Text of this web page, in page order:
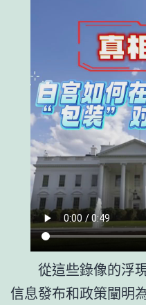
從這些錄像的浮
信息發布和政策闡明